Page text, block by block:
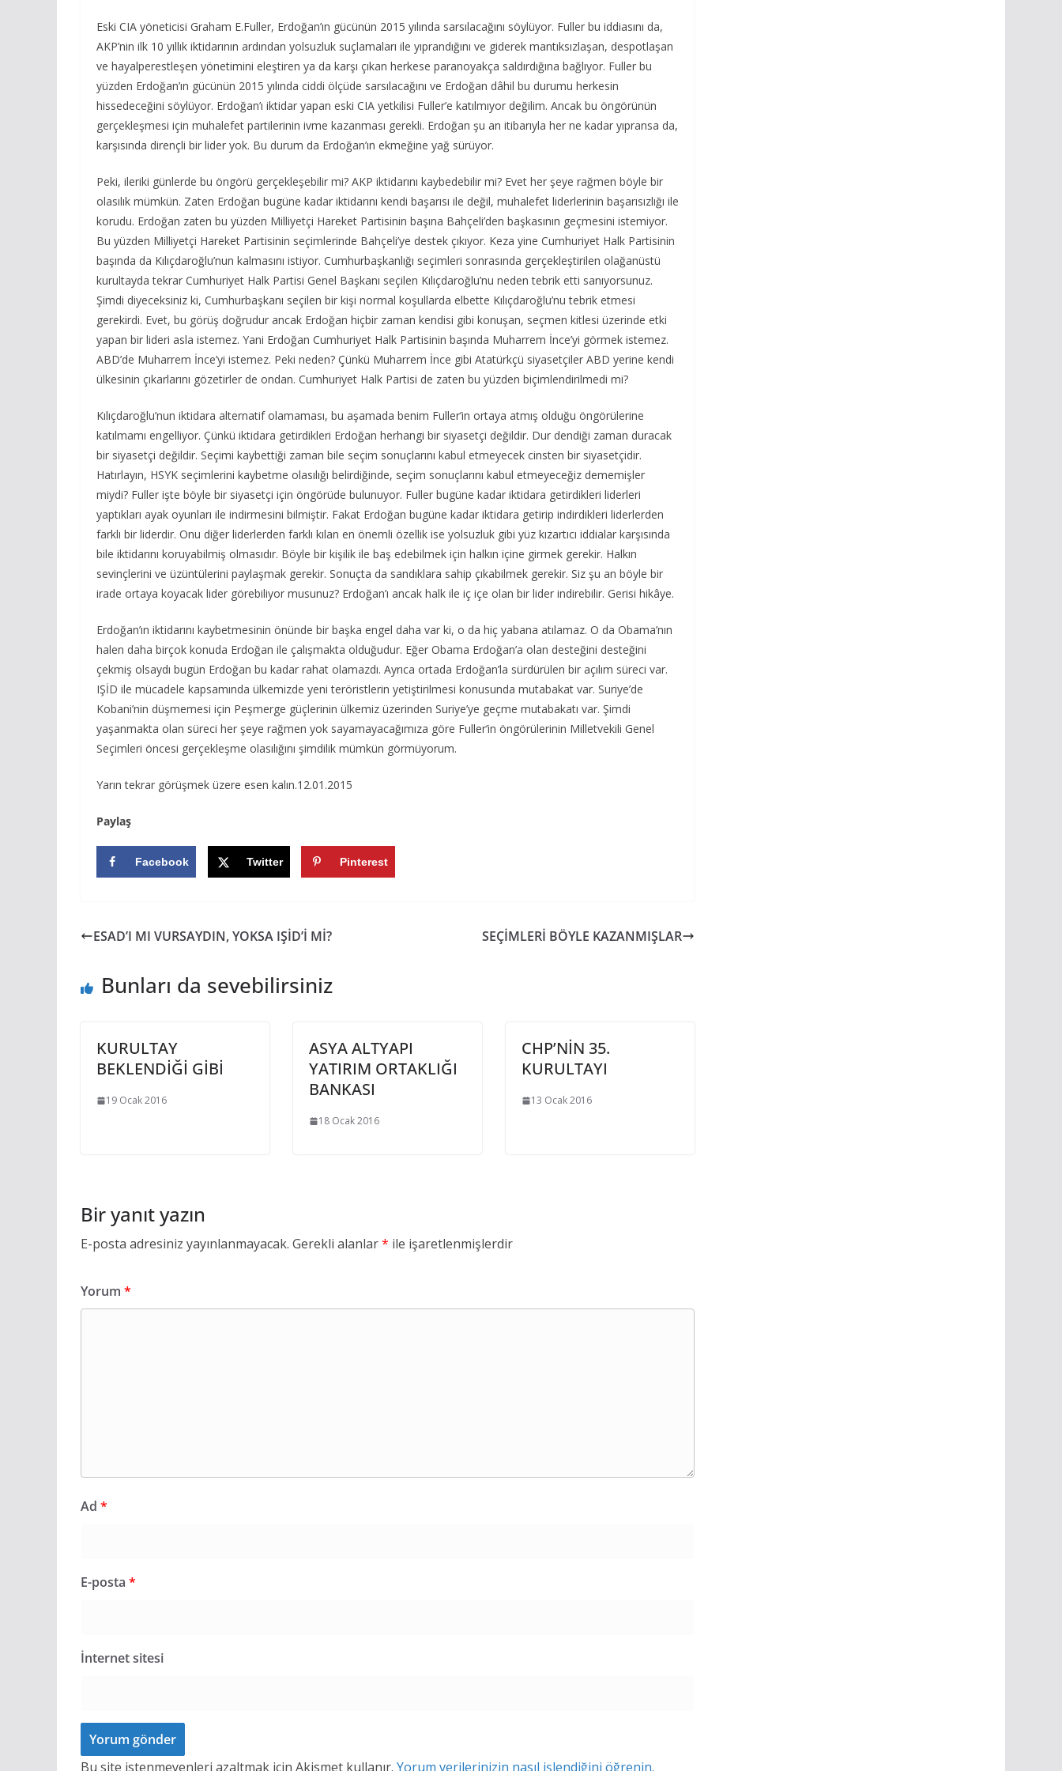
Eski CIA yöneticisi Graham E.Fuller, Erdoğan’ın gücünün 2015 yılında sarsılacağını söylüyor. Fuller bu iddiasını da,
AKP’nin ilk 10 yıllık iktidarının ardından yolsuzluk suçlamaları ile yıprandığını ve giderek mantıksızlaşan, despotlaşan
ve hayalperestleşen yönetimini eleştiren ya da karşı çıkan herkese paranoyakça saldırdığına bağlıyor. Fuller bu
yüzden Erdoğan’ın gücünün 2015 yılında ciddi ölçüde sarsılacağını ve Erdoğan dâhil bu durumu herkesin
hissedeceğini söylüyor. Erdoğan’ı iktidar yapan eski CIA yetkilisi Fuller’e katılmıyor değilim. Ancak bu öngörünün
gerçekleşmesi için muhalefet partilerinin ivme kazanması gerekli. Erdoğan şu an itibarıyla her ne kadar yıpransa da,
karşısında dirençli bir lider yok. Bu durum da Erdoğan’ın ekmeğine yağ sürüyor.
Peki, ileriki günlerde bu öngörü gerçekleşebilir mi? AKP iktidarını kaybedebilir mi? Evet her şeye rağmen böyle bir
olasılık mümkün. Zaten Erdoğan bugüne kadar iktidarını kendi başarısı ile değil, muhalefet liderlerinin başarısızlığı ile
korudu. Erdoğan zaten bu yüzden Milliyetçi Hareket Partisinin başına Bahçeli’den başkasının geçmesini istemiyor.
Bu yüzden Milliyetçi Hareket Partisinin seçimlerinde Bahçeli’ye destek çıkıyor. Keza yine Cumhuriyet Halk Partisinin
başında da Kılıçdaroğlu’nun kalmasını istiyor. Cumhurbaşkanlığı seçimleri sonrasında gerçekleştirilen olağanüstü
kurultayda tekrar Cumhuriyet Halk Partisi Genel Başkanı seçilen Kılıçdaroğlu’nu neden tebrik etti sanıyorsunuz.
Şimdi diyeceksiniz ki, Cumhurbaşkanı seçilen bir kişi normal koşullarda elbette Kılıçdaroğlu’nu tebrik etmesi
gerekirdi. Evet, bu görüş doğrudur ancak Erdoğan hiçbir zaman kendisi gibi konuşan, seçmen kitlesi üzerinde etki
yapan bir lideri asla istemez. Yani Erdoğan Cumhuriyet Halk Partisinin başında Muharrem İnce’yi görmek istemez.
ABD’de Muharrem İnce’yi istemez. Peki neden? Çünkü Muharrem İnce gibi Atatürkçü siyasetçiler ABD yerine kendi
ülkesinin çıkarlarını gözetirler de ondan. Cumhuriyet Halk Partisi de zaten bu yüzden biçimlendirilmedi mi?
Kılıçdaroğlu’nun iktidara alternatif olamaması, bu aşamada benim Fuller’in ortaya atmış olduğu öngörülerine
katılmamı engelliyor. Çünkü iktidara getirdikleri Erdoğan herhangi bir siyasetçi değildir. Dur dendiği zaman duracak
bir siyasetçi değildir. Seçimi kaybettiği zaman bile seçim sonuçlarını kabul etmeyecek cinsten bir siyasetçidir.
Hatırlayın, HSYK seçimlerini kaybetme olasılığı belirdiğinde, seçim sonuçlarını kabul etmeyeceğiz dememişler
miydi? Fuller işte böyle bir siyasetçi için öngörüde bulunuyor. Fuller bugüne kadar iktidara getirdikleri liderleri
yaptıkları ayak oyunları ile indirmesini bilmiştir. Fakat Erdoğan bugüne kadar iktidara getirip indirdikleri liderlerden
farklı bir liderdir. Onu diğer liderlerden farklı kılan en önemli özellik ise yolsuzluk gibi yüz kızartıcı iddialar karşısında
bile iktidarını koruyabilmiş olmasıdır. Böyle bir kişilik ile baş edebilmek için halkın içine girmek gerekir. Halkın
sevinçlerini ve üzüntülerini paylaşmak gerekir. Sonuçta da sandıklara sahip çıkabilmek gerekir. Siz şu an böyle bir
irade ortaya koyacak lider görebiliyor musunuz? Erdoğan’ı ancak halk ile iç içe olan bir lider indirebilir. Gerisi hikâye.
Erdoğan’ın iktidarını kaybetmesinin önünde bir başka engel daha var ki, o da hiç yabana atılamaz. O da Obama’nın
halen daha birçok konuda Erdoğan ile çalışmakta olduğudur. Eğer Obama Erdoğan’a olan desteğini desteğini
çekmiş olsaydı bugün Erdoğan bu kadar rahat olamazdı. Ayrıca ortada Erdoğan’la sürdürülen bir açılım süreci var.
IŞİD ile mücadele kapsamında ülkemizde yeni teröristlerin yetiştirilmesi konusunda mutabakat var. Suriye’de
Kobani’nin düşmemesi için Peşmerge güçlerinin ülkemiz üzerinden Suriye’ye geçme mutabakatı var. Şimdi
yaşanmakta olan süreci her şeye rağmen yok sayamayacağımıza göre Fuller’in öngörülerinin Milletvekili Genel
Seçimleri öncesi gerçekleşme olasılığını şimdilik mümkün görmüyorum.
Yarın tekrar görüşmek üzere esen kalın.12.01.2015
Paylaş
Facebook Twitter Pinterest
ESAD’I MI VURSAYDIN, YOKSA IŞİD’İ Mİ? SEÇİMLERİ BÖYLE KAZANMIŞLAR
Bunları da sevebilirsiniz
KURULTAY
BEKLENDİĞİ GİBİ
19 Ocak 2016
ASYA ALTYAPI
YATIRIM ORTAKLIĞI
BANKASI
18 Ocak 2016
CHP’NİN 35.
KURULTAYI
13 Ocak 2016
Bir yanıt yazın
E-posta adresiniz yayınlanmayacak. Gerekli alanlar* ile işaretlenmişlerdir
Yorum *
Ad *
E-posta *
İnternet sitesi
Bu site istenmeyenleri azaltmak için Akismet kullanır. Yorum verilerinizin nasıl işlendiğini öğrenin.